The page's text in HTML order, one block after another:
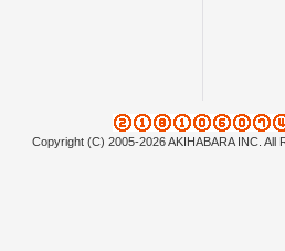
Copyright (C) 2005-2026 AKIHABARA INC. All